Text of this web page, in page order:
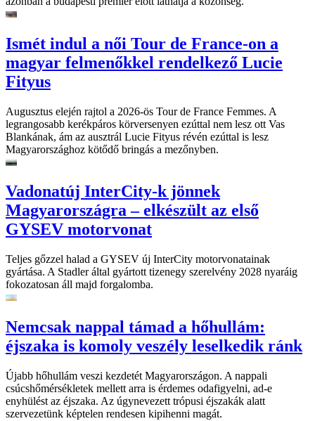
Ismét indul a női Tour de France-on a
magyar felmenőkkel rendelkező Lucie
Fityus
Augusztus elején rajtol a 2026-ös Tour de France Femmes. A
legrangosabb kerékpáros körversenyen ezúttal nem lesz ott Vas
Blankának, ám az ausztrál Lucie Fityus révén ezúttal is lesz
Magyarországhoz kötődő bringás a mezőnyben.
Vadonatúj InterCity-k jönnek
Magyarországra – elkészült az első
GYSEV motorvonat
Teljes gőzzel halad a GYSEV új InterCity motorvonatainak
gyártása. A Stadler által gyártott tizenegy szerelvény 2028 nyaráig
fokozatosan áll majd forgalomba.
Nemcsak nappal támad a hőhullám:
éjszaka is komoly veszély leselkedik ránk
Újabb hőhullám veszi kezdetét Magyarországon. A nappali
csúcshőmérsékletek mellett arra is érdemes odafigyelni, ad-e
enyhülést az éjszaka. Az úgynevezett trópusi éjszakák alatt
szervezetünk képtelen rendesen kipihenni magát.